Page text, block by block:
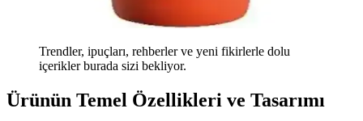
Trendler, ipuçları, rehberler ve yeni fikirlerle dolu
içerikler burada sizi bekliyor.
Ürünün Temel Özellikleri ve Tasarımı